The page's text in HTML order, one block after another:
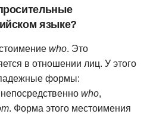
языке?
who. Это
в отношении лиц. У этого
формы:
who,
. Форма этого местоимения